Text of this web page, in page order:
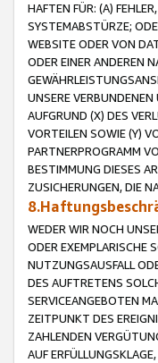
HAFTEN FÜR: (A)
SYSTEMABSTÜRZE;
WEBSITE ODER VON
ODER EINER ANDEREN
UNSERE
AUFGRUND (X) DES
VORTEILEN SOWIE (Y)
PARTNERPROGRAMM
BESTIMMUNG DIESES
ZUSICHERUNGEN, DIE
WEDER WIR NOCH
ODER EXEMPLARISCHE
NUTZUNGSAUSFALL
DES AUFTRETENS
SERVICEANGEBOTEN
ZEITPUNKT DES
ZAHLENDEN
AUF